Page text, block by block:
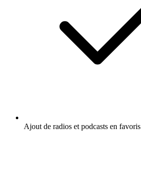
Ajout de radios et podcasts en favoris